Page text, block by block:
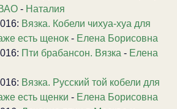
- Наталия
Вязка. Кобели чихуа-хуа для
есть щенок - Елена Борисовна
Пти брабансон. Вязка - Елена
Вязка. Русский той кобели для
есть щенки - Елена Борисовна